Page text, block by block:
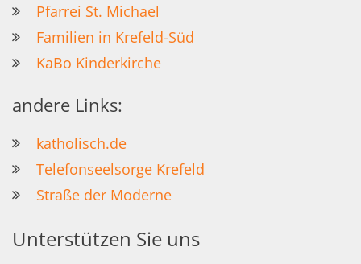
Pfarrei St. Michael
Familien in Krefeld-Süd
KaBo Kinderkirche
andere Links:
katholisch.de
Telefonseelsorge Krefeld
Straße der Moderne
Unterstützen Sie uns